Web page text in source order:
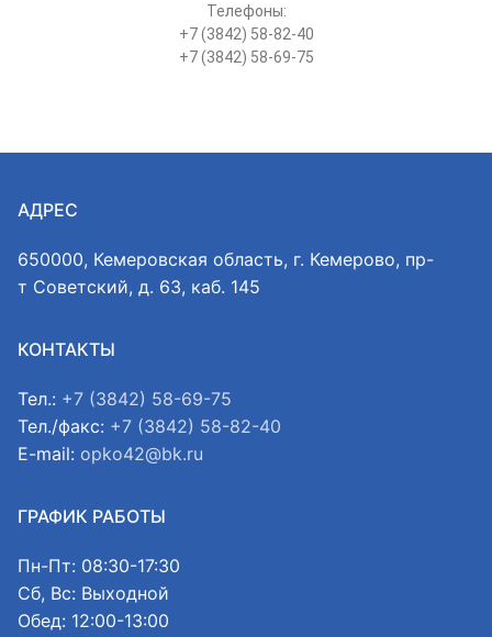
Телефоны:
+7 (3842) 58-82-40
+7 (3842) 58-69-75
АДРЕС
650000, Кемеровская область, г. Кемерово, пр-
т Советский, д. 63, каб. 145
КОНТАКТЫ
Тел.: +7 (3842) 58-69-75
Тел./факс: +7 (3842) 58-82-40
E-mail: opko42@bk.ru
ГРАФИК РАБОТЫ
Пн-Пт: 08:30-17:30
Сб, Вс: Выходной
Обед: 12:00-13:00